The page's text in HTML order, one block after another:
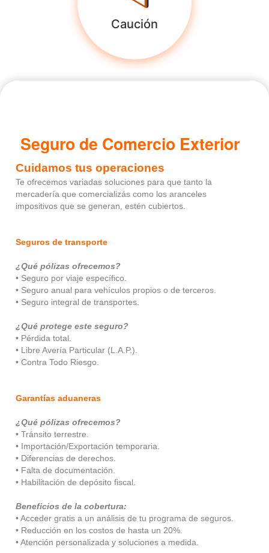
Caución
Seguro de Comercio Exterior
Cuidamos tus operaciones
Te ofrecemos variadas soluciones para que tanto la
mercadería que comercializás como los aranceles
impositivos que se generan, estén cubiertos.
Seguros de transporte
¿Qué pólizas ofrecemos?
• Seguro por viaje específico.
• Seguro anual para vehículos propios o de terceros.
• Seguro integral de transportes.
¿Qué protege este seguro?
• Pérdida total.
• Libre Avería Particular (L.A.P.).
• Contra Todo Riesgo.
Garantías aduaneras
¿Qué pólizas ofrecemos?
• Tránsito terrestre.
• Importación/Exportación temporaria.
• Diferencias de derechos.
• Falta de documentación.
• Habilitación de depósito fiscal.
Beneficios de la cobertura:
• Acceder gratis a un análisis de tu programa de seguros.
• Reducción en los costos de hasta un 20%.
• Atención personalizada y soluciones a medida.